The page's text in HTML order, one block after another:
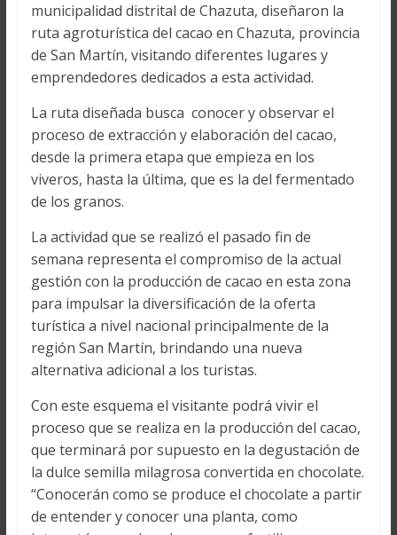
municipalidad distrital de Chazuta, diseñaron la
ruta agroturística del cacao en Chazuta, provincia
de San Martín, visitando diferentes lugares y
emprendedores dedicados a esta actividad.
La ruta diseñada busca conocer y observar el
proceso de extracción y elaboración del cacao,
desde la primera etapa que empieza en los
viveros, hasta la última, que es la del fermentado
de los granos.
La actividad que se realizó el pasado fin de
semana representa el compromiso de la actual
gestión con la producción de cacao en esta zona
para impulsar la diversificación de la oferta
turística a nivel nacional principalmente de la
región San Martín, brindando una nueva
alternativa adicional a los turistas.
Con este esquema el visitante podrá vivir el
proceso que se realiza en la producción del cacao,
que terminará por supuesto en la degustación de
la dulce semilla milagrosa convertida en chocolate.
“Conocerán como se produce el chocolate a partir
de entender y conocer una planta, como